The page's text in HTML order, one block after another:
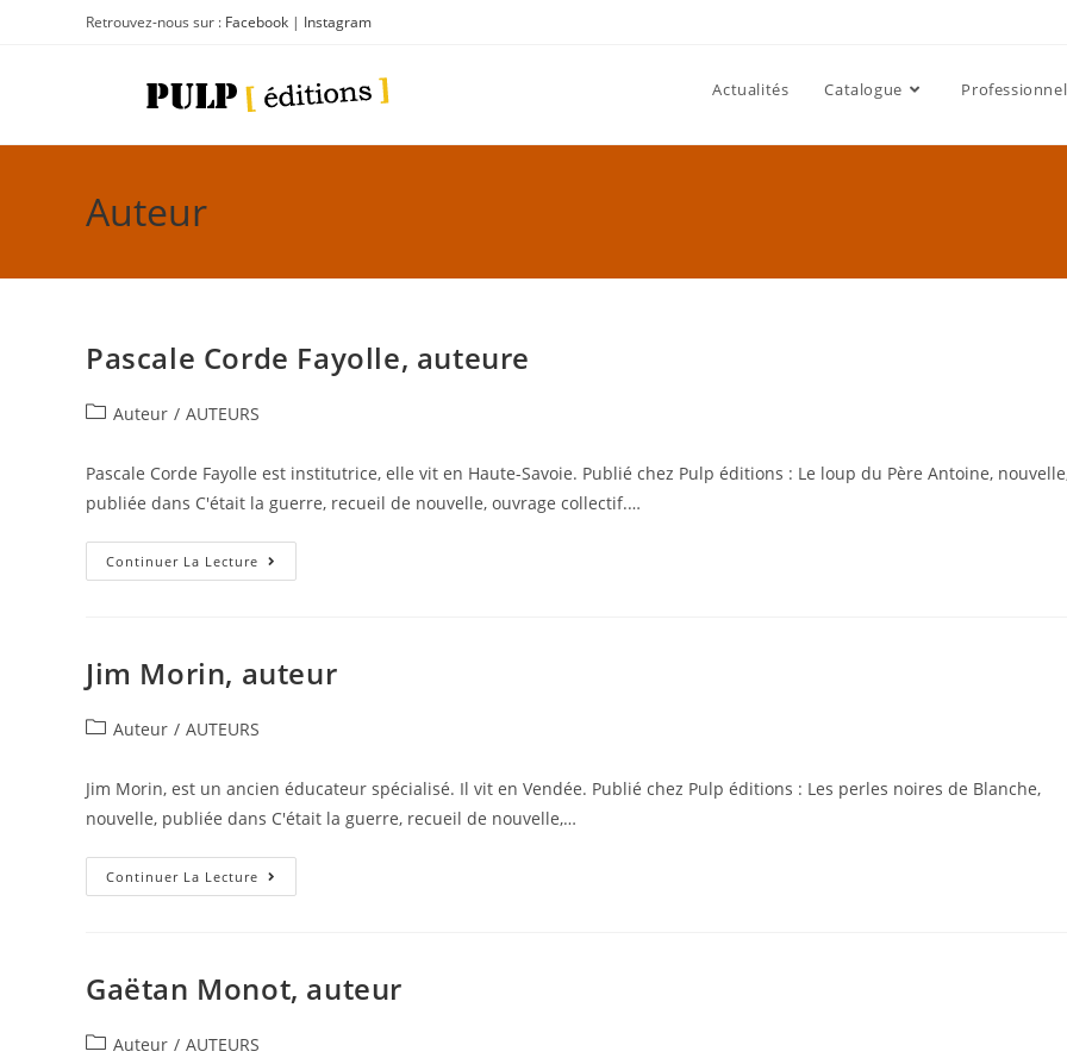
Retrouvez-nous sur : Facebook | Instagram
Actualités Catalogue
Auteur
Pascale Corde Fayolle, auteure
Auteur / AUTEURS
Pascale Corde Fayolle est institutrice, elle vit en Haute-Savoie. Publié chez Pulp éditions : Le loup du Père Antoine,
publiée dans C'était la guerre, recueil de nouvelle, ouvrage collectif.…
Continuer La Lecture
Jim Morin, auteur
Auteur / AUTEURS
Jim Morin, est un ancien éducateur spécialisé. Il vit en Vendée. Publié chez Pulp éditions : Les perles noires de Blanche,
nouvelle, publiée dans C'était la guerre, recueil de nouvelle,…
Continuer La Lecture
Gaëtan Monot, auteur
Auteur / AUTEURS